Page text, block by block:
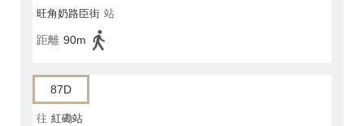
旺角奶路臣街 站
距離 90m
87D
往 紅磡站